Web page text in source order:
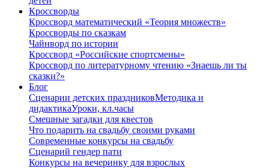
Кроссворды
Кроссворд математический «Теория множеств»
Кроссворды по сказкам
Чайнворд по истории
Кроссворд «Российские спортсмены»
Кроссворд по литературному чтению «Знаешь ли ты
сказки?»
Блог
Сценарии детских праздниковМетодика и
дидактикаУроки, кл.часы
Смешные загадки для квестов
Что подарить на свадьбу своими руками
Современные конкурсы на свадьбу
Сценарий гендер пати
Конкурсы на вечеринку для взрослых